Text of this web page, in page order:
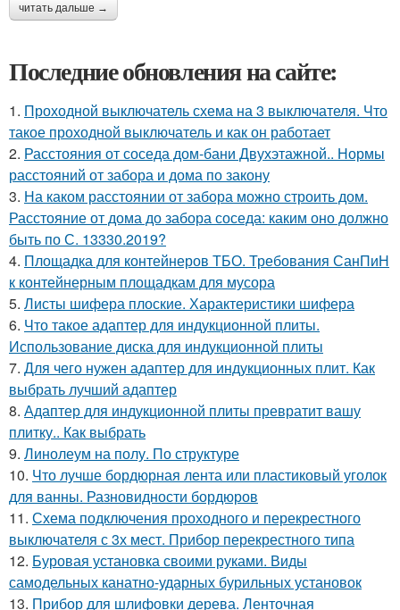
читать дальше →
Последние обновления на сайте:
1. Проходной выключатель схема на 3 выключателя. Что
такое проходной выключатель и как он работает
2. Расстояния от соседа дом-бани Двухэтажной.. Нормы
расстояний от забора и дома по закону
3. На каком расстоянии от забора можно строить дом.
Расстояние от дома до забора соседа: каким оно должно
быть по С. 13330.2019?
4. Площадка для контейнеров ТБО. Требования СанПиН
к контейнерным площадкам для мусора
5. Листы шифера плоские. Характеристики шифера
6. Что такое адаптер для индукционной плиты.
Использование диска для индукционной плиты
7. Для чего нужен адаптер для индукционных плит. Как
выбрать лучший адаптер
8. Адаптер для индукционной плиты превратит вашу
плитку.. Как выбрать
9. Линолеум на полу. По структуре
10. Что лучше бордюрная лента или пластиковый уголок
для ванны. Разновидности бордюров
11. Схема подключения проходного и перекрестного
выключателя с 3х мест. Прибор перекрестного типа
12. Буровая установка своими руками. Виды
самодельных канатно-ударных бурильных установок
13. Прибор для шлифовки дерева. Ленточная